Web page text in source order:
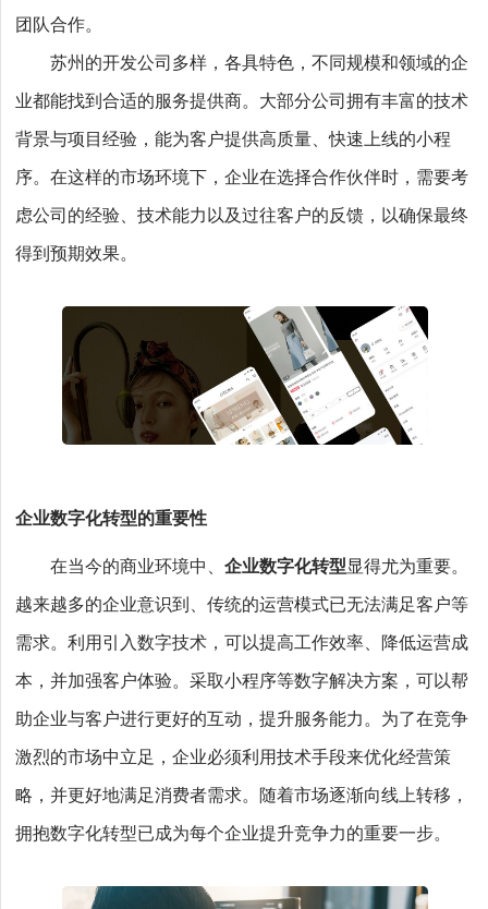
团队合作。
苏州的开发公司多样，各具特色，不同规模和领域的企
业都能找到合适的服务提供商。大部分公司拥有丰富的技术
背景与项目经验，能为客户提供高质量、快速上线的小程
序。在这样的市场环境下，企业在选择合作伙伴时，需要考
虑公司的经验、技术能力以及过往客户的反馈，以确保最终
得到预期效果。
企业数字化转型的重要性
在当今的商业环境中、企业数字化转型显得尤为重要。
越来越多的企业意识到、传统的运营模式已无法满足客户等
需求。利用引入数字技术，可以提高工作效率、降低运营成
本，并加强客户体验。采取小程序等数字解决方案，可以帮
助企业与客户进行更好的互动，提升服务能力。为了在竞争
激烈的市场中立足，企业必须利用技术手段来优化经营策
略，并更好地满足消费者需求。随着市场逐渐向线上转移，
拥抱数字化转型已成为每个企业提升竞争力的重要一步。